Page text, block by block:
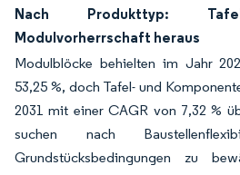
Nach Produkttyp:
Modulvorherrschaft heraus
Modulblöcke behielten im Jahr
53,25 %, doch Tafel- und
2031 mit einer CAGR von 7,32 %
suchen nach
Grundstücksbedingungen zu